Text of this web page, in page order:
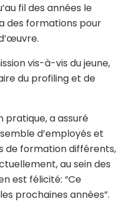
fil des années le
des formations pour
vis-à-vis du jeune,
du profiling et de
pratique, a assuré
d’employés et
de formation différents,
au sein des
est félicité: “Ce
prochaines années”.